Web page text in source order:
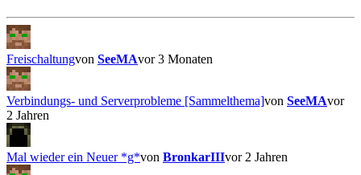
Freischaltungvon SeeMAvor 3 Monaten
Verbindungs- und Serverprobleme [Sammelthema]von SeeMAvor
2 Jahren
Mal wieder ein Neuer *g*von BronkarIIIvor 2 Jahren